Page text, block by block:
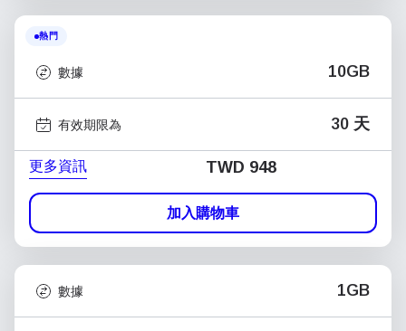
熱門
數據 10GB
有效期限為 30 天
更多資訊 TWD 948
加入購物車
數據 1GB